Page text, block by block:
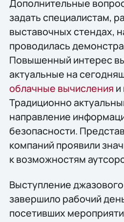
Дополнительные
задать специалистам,
выставочных стендах,
проводилась
Повышенный интерес
актуальные на
облачные вычисления и
Традиционно
направление
безопасности.
компаний проявили
к возможностям
Выступление
завершило рабочий
посетивших